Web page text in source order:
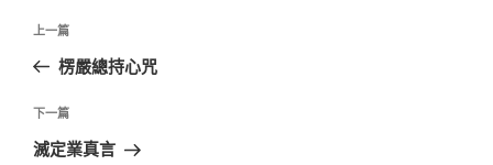
文
導
覽
上
一
文
章
上一篇
楞嚴總持心咒
下
一
下一篇
滅定業真言